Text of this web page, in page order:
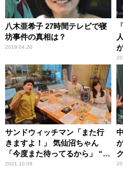
八木亜希子 27時間テレビで寝
坊事件の真相は？
2019.04.20
サンドウィッチマン「また行
きますよ！」 気仙沼ちゃん
「今度また待ってるから」 “東
北愛”トークが炸裂
2021.10.09